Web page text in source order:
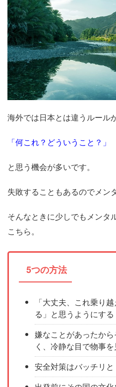
海外では日本とは違うルール
「何これ？どういうこと？」
と思う機会が多いです。
失敗することもあるのでメン
そんなときに少しでもメンタ
こちら。
5つの方法
「大丈夫、これ乗り
る」と思うようにする
嫌なことがあったか
く、冷静な目で物事を
安全対策はバッチリと